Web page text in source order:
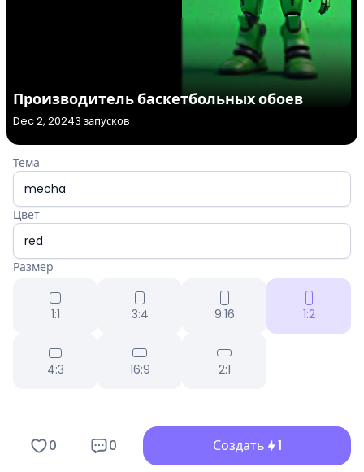
Производитель баскетбольных обоев
Dec 2, 20243 запусков
Тема
Цвет
Размер
1:1 3:4 9:16 1:2
4:3 16:9 2:1
0 0 Создать 1